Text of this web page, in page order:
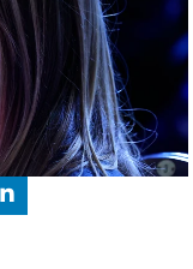
Linkedin